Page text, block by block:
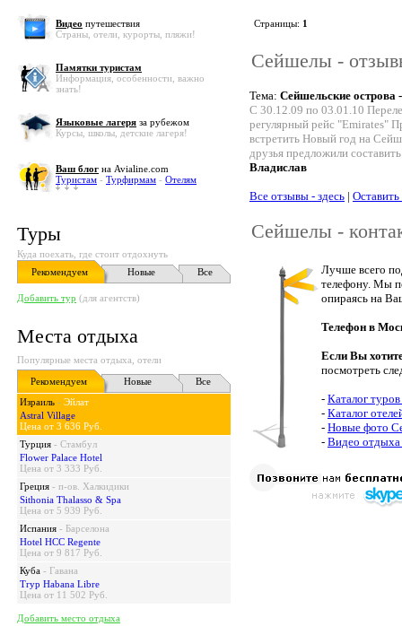
Видео путешествия
Страны, отели, курорты, пляжи!
Памятки туристам
Информация, особенности, важно
знать!
Языковые лагеря за рубежом
Курсы, школы, детские лагеря!
Ваш блог на Avialine.com
Туристам - Турфирмам - Отелям
Туры
Куда поехать, где стоит отдохнуть
Рекомендуем
Новые Все
Добавить тур (для агентств)
Места отдыха
Популярные места отдыха, отели
Рекомендуем
Новые
Все
Израиль - Эйлат
Astral Village
Цена от 3 636 Руб.
Турция - Стамбул
Flower Palace Hotel
Цена от 3 333 Руб.
Греция - п-ов. Халкидики
Sithonia Thalasso & Spa
Цена от 5 939 Руб.
Испания - Барселона
Hotel HCC Regente
Цена от 9 817 Руб.
Куба - Гавана
Tryp Habana Libre
Цена от 11 502 Руб.
Добавить место отдыха
Страницы: 1
Сейшелы -
Тема: Сейшельские острова
C 30.12.09 по 03.01.10
регулярный рейс "Emirates"
встретить Новый год на
друзья предложили
Владислав
Все отзывы - здесь |
Сейшелы -
Лучше всего
телефону. Мы
опираясь на
Телефон в
Если Вы
посмотреть
- Каталог
- Каталог
- Новые фото
- Видео